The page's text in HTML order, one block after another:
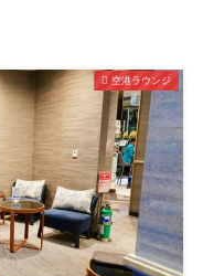
空港ラウンジ